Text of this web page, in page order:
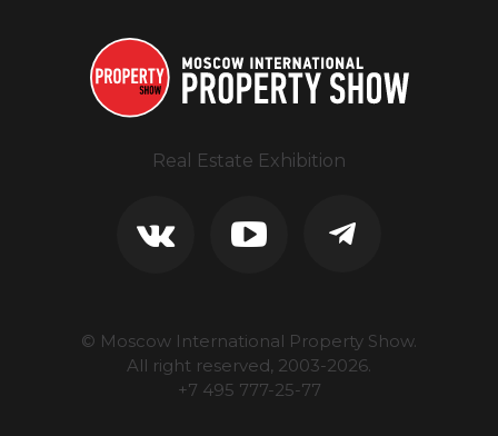
Real Estate Exhibition
© Moscow International Property Show.
All right reserved, 2003-2026.
+7 495 777-25-77